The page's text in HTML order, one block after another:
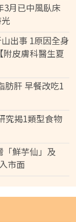
3月已中風臥床
出事 1原因全身
皮膚科醫生夏
肪肝 早餐改吃1
究揭1類型食物
鮮芋仙」及
市面